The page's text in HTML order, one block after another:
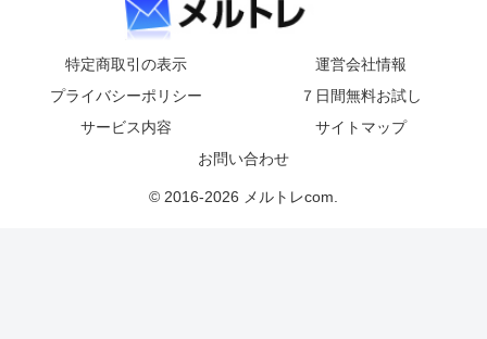
特定商取引の表示
運営会社情報
プライバシーポリシー
７日間無料お試し
サービス内容
サイトマップ
お問い合わせ
© 2016-2026 メルトレcom.